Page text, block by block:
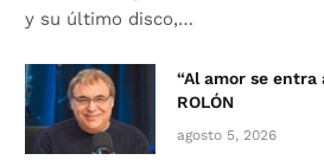
y su último disco,…
“Al amor se entra
ROLÓN
agosto 5, 2026